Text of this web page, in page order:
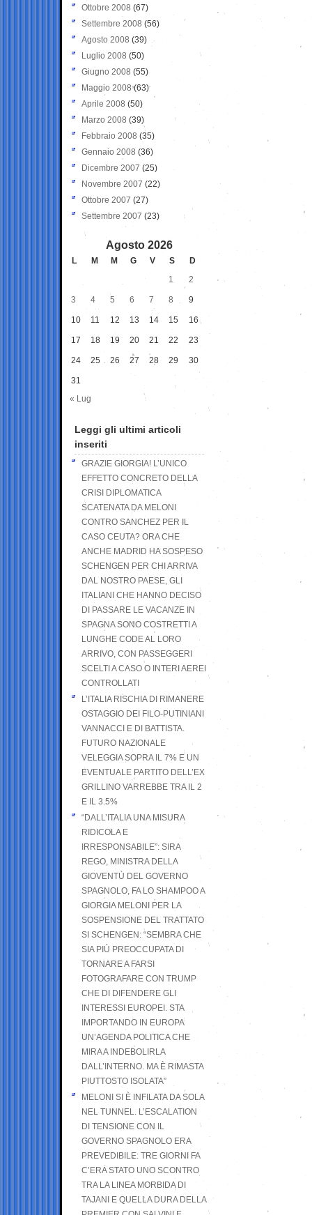
Ottobre 2008 (67)
Settembre 2008 (56)
Agosto 2008 (39)
Luglio 2008 (50)
Giugno 2008 (55)
Maggio 2008(63)
Aprile 2008 (50)
Marzo 2008 (39)
Febbraio 2008 (35)
Gennaio 2008 (36)
Dicembre 2007 (25)
Novembre 2007 (22)
Ottobre 2007 (27)
Settembre 2007 (23)
Agosto 2026
L M M G V S
D
1
2
3 4 5 6 7 8 9
10 11 12 13 14 15 16
17 18 19 20 21 22 23
24 25 26 27 28 29 30
31
« Lug
Leggi gli ultimi articoli
inseriti
GRAZIE GIORGIA! L’UNICO
EFFETTO CONCRETO DELLA
CRISI DIPLOMATICA
SCATENATA DA MELONI
CONTRO SANCHEZ PER IL
CASO CEUTA? ORA CHE
ANCHE MADRID HA SOSPESO
SCHENGEN PER CHI ARRIVA
DAL NOSTRO PAESE, GLI
ITALIANI CHE HANNO DECISO
DI PASSARE LE VACANZE IN
SPAGNA SONO COSTRETTI A
LUNGHE CODE AL LORO
ARRIVO, CON PASSEGGERI
SCELTI A CASO O INTERI AEREI
CONTROLLATI
L’ITALIA RISCHIA DI RIMANERE
OSTAGGIO DEI FILO-PUTINIANI
VANNACCI E DI BATTISTA.
FUTURO NAZIONALE
VELEGGIA SOPRA IL 7% E UN
EVENTUALE PARTITO DELL’EX
GRILLINO VARREBBE TRA IL 2
E IL 3.5%
“DALL’ITALIA UNA MISURA
RIDICOLA E
IRRESPONSABILE”: SIRA
REGO, MINISTRA DELLA
GIOVENTÙ DEL GOVERNO
SPAGNOLO, FA LO SHAMPOO A
GIORGIA MELONI PER LA
SOSPENSIONE DEL TRATTATO
SI SCHENGEN: “SEMBRA CHE
SIA PIÙ PREOCCUPATA DI
TORNARE A FARSI
FOTOGRAFARE CON TRUMP
CHE DI DIFENDERE GLI
INTERESSI EUROPEI. STA
IMPORTANDO IN EUROPA
UN’AGENDA POLITICA CHE
MIRA A INDEBOLIRLA
DALL’INTERNO. MA È RIMASTA
PIUTTOSTO ISOLATA”
MELONI SI È INFILATA DA SOLA
NEL TUNNEL. L’ESCALATION
DI TENSIONE CON IL
GOVERNO SPAGNOLO ERA
PREVEDIBILE: TRE GIORNI FA
C’ERA STATO UNO SCONTRO
TRA LA LINEA MORBIDA DI
TAJANI E QUELLA DURA DELLA